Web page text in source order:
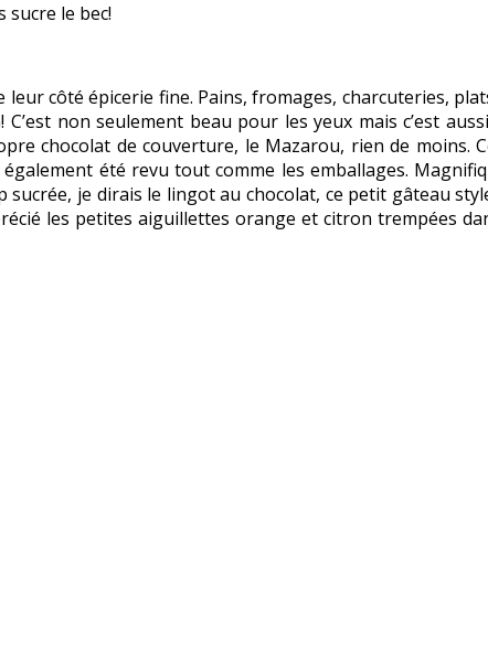
le bec!
côté épicerie fine. Pains, fromages, charcuteries,
non seulement beau pour les yeux mais c’est
chocolat de couverture, le Mazarou, rien de moins.
été revu tout comme les emballages.
sucrée, je dirais le lingot au chocolat, ce petit gâteau
les petites aiguillettes orange et citron trempées